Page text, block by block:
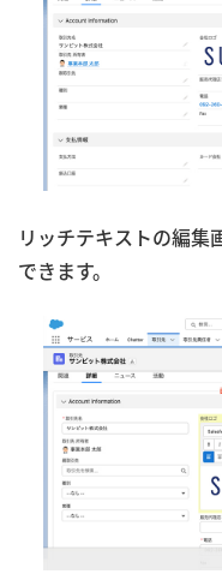
リッチテキストの編集
できます。